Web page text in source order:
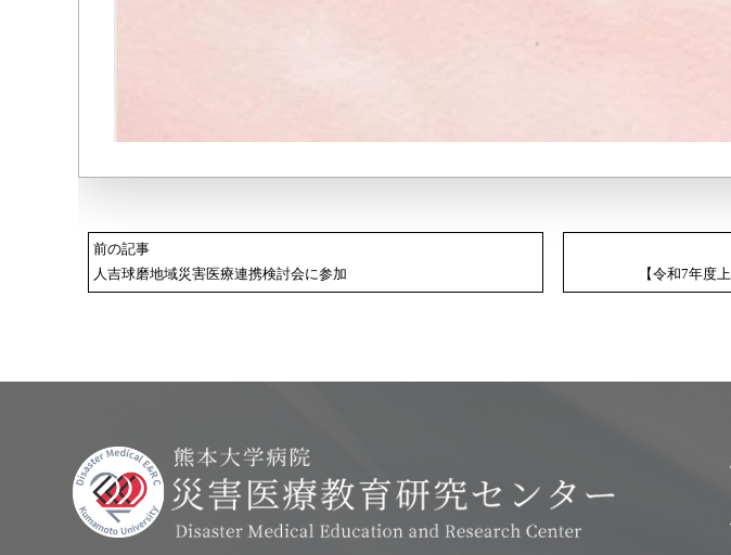
前の記事
人吉球磨地域災害医療連携検討会に参加
【令和7年度